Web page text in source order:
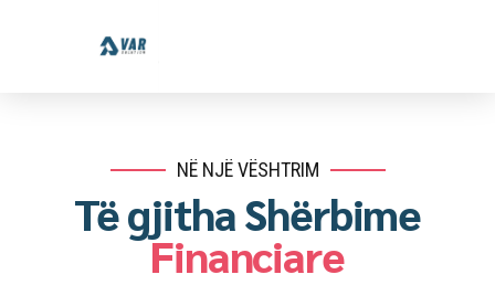
NË NJË VËSHTRIM
Të gjitha Shërbime
Financiare